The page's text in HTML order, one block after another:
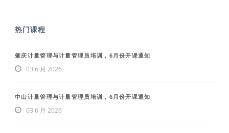
热门课程
肇庆计量管理与计量管理员培训，6月份开课通知
03 6 月 2026
中山计量管理与计量管理员培训，6月份开课通知
03 6 月 2026